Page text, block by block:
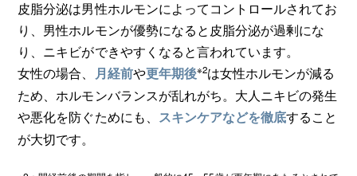
皮脂分泌は男性ホルモンによってコントロールされてお
り、男性ホルモンが優勢になると皮脂分泌が過剰にな
り、ニキビができやすくなると言われています。
女性の場合、
月経前や更年期後※2は女性ホルモンが減る
ため、ホルモンバランスが乱れがち。大人ニキビの発生
や悪化を防ぐためにも、 スキンケアなどを徹底すること
が大切です。